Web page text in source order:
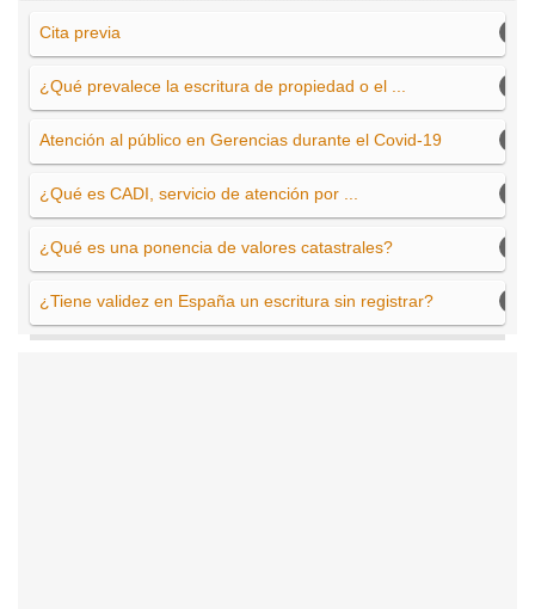
Cita previa
¿Qué prevalece la escritura de propiedad o el ...
Atención al público en Gerencias durante el Covid-19
¿Qué es CADI, servicio de atención por ...
¿Qué es una ponencia de valores catastrales?
¿Tiene validez en España un escritura sin registrar?